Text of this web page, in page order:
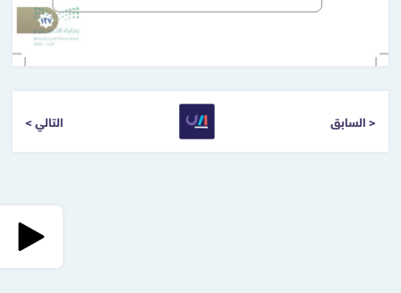
< السابق التالي >